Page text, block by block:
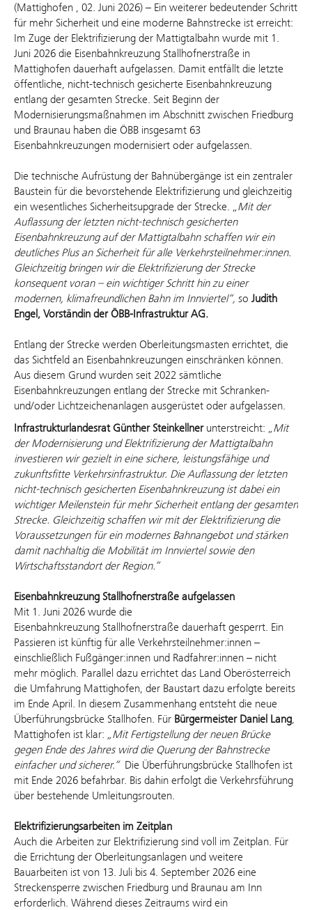
(Mattighofen , 02. Juni 2026) – Ein weiterer bedeutender Schritt
für mehr Sicherheit und eine moderne Bahnstrecke ist erreicht:
Im Zuge der Elektrifizierung der Mattigtalbahn wurde mit 1.
Juni 2026 die Eisenbahnkreuzung Stallhofnerstraße in
Mattighofen dauerhaft aufgelassen. Damit entfällt die letzte
öffentliche, nicht-technisch gesicherte Eisenbahnkreuzung
entlang der gesamten Strecke. Seit Beginn der
Modernisierungsmaßnahmen im Abschnitt zwischen Friedburg
und Braunau haben die ÖBB insgesamt 63
Eisenbahnkreuzungen modernisiert oder aufgelassen.
Die technische Aufrüstung der Bahnübergänge ist ein zentraler
Baustein für die bevorstehende Elektrifizierung und gleichzeitig
ein wesentliches Sicherheitsupgrade der Strecke. „Mit der
Auflassung der letzten nicht-technisch gesicherten
Eisenbahnkreuzung auf der Mattigtalbahn schaffen wir ein
deutliches Plus an Sicherheit für alle Verkehrsteilnehmer:innen.
Gleichzeitig bringen wir die Elektrifizierung der Strecke
konsequent voran – ein wichtiger Schritt hin zu einer
modernen, klimafreundlichen Bahn im Innviertel“, so Judith
Engel, Vorständin der ÖBB-Infrastruktur AG.
Entlang der Strecke werden Oberleitungsmasten errichtet, die
das Sichtfeld an Eisenbahnkreuzungen einschränken können.
Aus diesem Grund wurden seit 2022 sämtliche
Eisenbahnkreuzungen entlang der Strecke mit Schranken-
und/oder Lichtzeichenanlagen ausgerüstet oder aufgelassen.
Infrastrukturlandesrat Günther Steinkellnerunterstreicht: „Mit
der Modernisierung und Elektrifizierung der Mattigtalbahn
investieren wir gezielt in eine sichere, leistungsfähige und
zukunftsfitte Verkehrsinfrastruktur. Die Auflassung der letzten
nicht-technisch gesicherten Eisenbahnkreuzung ist dabei ein
wichtiger Meilenstein für mehr Sicherheit entlang der gesamten
Strecke. Gleichzeitig schaffen wir mit der Elektrifizierung die
Voraussetzungen für ein modernes Bahnangebot und stärken
damit nachhaltig die Mobilität im Innviertel sowie den
Wirtschaftsstandort der Region.”
Eisenbahnkreuzung Stallhofnerstraße aufgelassen
Mit 1. Juni 2026 wurde die
Eisenbahnkreuzung Stallhofnerstraße dauerhaft gesperrt. Ein
Passieren ist künftig für alle Verkehrsteilnehmer:innen –
einschließlich Fußgänger:innen und Radfahrer:innen – nicht
mehr möglich. Parallel dazu errichtet das Land Oberösterreich
die Umfahrung Mattighofen, der Baustart dazu erfolgte bereits
im Ende April. In diesem Zusammenhang entsteht die neue
Überführungsbrücke Stallhofen. Für Bürgermeister Daniel Lang,
Mattighofen ist klar: „Mit Fertigstellung der neuen Brücke
gegen Ende des Jahres wird die Querung der Bahnstrecke
einfacher und sicherer.“ Die Überführungsbrücke Stallhofen ist
mit Ende 2026 befahrbar. Bis dahin erfolgt die Verkehrsführung
über bestehende Umleitungsrouten.
Elektrifizierungsarbeiten im Zeitplan
Auch die Arbeiten zur Elektrifizierung sind voll im Zeitplan. Für
die Errichtung der Oberleitungsanlagen und weitere
Bauarbeiten ist von 13. Juli bis 4. September 2026 eine
Streckensperre zwischen Friedburg und Braunau am Inn
erforderlich. Während dieses Zeitraums wird ein